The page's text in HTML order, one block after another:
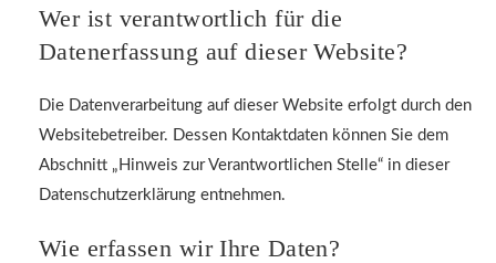
Wer ist verantwortlich für die
Datenerfassung auf dieser Website?
Die Datenverarbeitung auf dieser Website erfolgt durch den
Websitebetreiber. Dessen Kontaktdaten können Sie dem
Abschnitt „Hinweis zur Verantwortlichen Stelle“ in dieser
Datenschutzerklärung entnehmen.
Wie erfassen wir Ihre Daten?